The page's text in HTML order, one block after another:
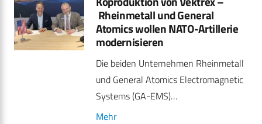
Rheinmetall und General
Atomics wollen NATO-Artillerie
modernisieren
Die beiden Unternehmen Rheinmetall
und General Atomics Electromagnetic
Systems (GA-EMS)…
Mehr